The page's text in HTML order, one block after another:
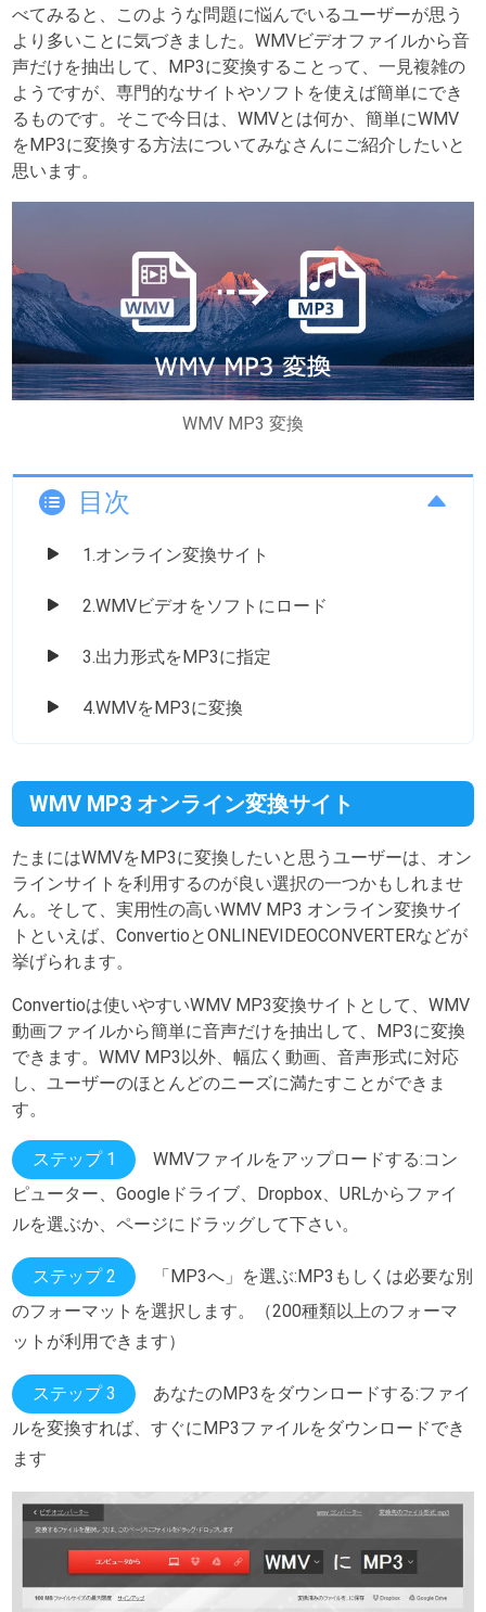
べてみると、このような問題に悩んでいるユーザーが思う
より多いことに気づきました。WMVビデオファイルから音
声だけを抽出して、MP3に変換することって、一見複雑の
ようですが、専門的なサイトやソフトを使えば簡単にでき
るものです。そこで今日は、WMVとは何か、簡単にWMV
をMP3に変換する方法についてみなさんにご紹介したいと
思います。
WMV MP3 変換
目次
1.オンライン変換サイト
2.WMVビデオをソフトにロード
3.出力形式をMP3に指定
4.WMVをMP3に変換
WMV MP3 オンライン変換サイト
たまにはWMVをMP3に変換したいと思うユーザーは、オン
ラインサイトを利用するのが良い選択の一つかもしれませ
ん。そして、実用性の高いWMV MP3 オンライン変換サイ
トといえば、ConvertioとONLINEVIDEOCONVERTERなどが
挙げられます。
Convertioは使いやすいWMV MP3変換サイトとして、WMV
動画ファイルから簡単に音声だけを抽出して、MP3に変換
できます。WMV MP3以外、幅広く動画、音声形式に対応
し、ユーザーのほとんどのニーズに満たすことができま
す。
ステップ 1
WMVファイルをアップロードする:コン
ピューター、Googleドライブ、Dropbox、URLからファイ
ルを選ぶか、ページにドラッグして下さい。
ステップ 2
「MP3へ」を選ぶ:MP3もしくは必要な別
のフォーマットを選択します。（200種類以上のフォーマ
ットが利用できます）
ステップ 3
あなたのMP3をダウンロードする:ファイ
ルを変換すれば、すぐにMP3ファイルをダウンロードでき
ます